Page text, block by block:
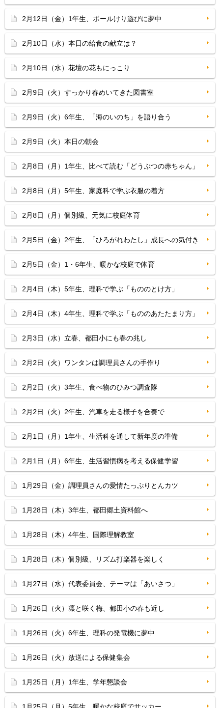
2月12日（金）1年生、ボールけり遊びに夢中
2月10日（水）本日の給食の献立は？
2月10日（水）花壇の花もにっこり
2月9日（火）すっかり春めいてきた図書室
2月9日（火）6年生、「海のいのち」を語り合う
2月9日（火）本日の朝会
2月8日（月）1年生、比べて読む「どうぶつの赤ちゃん」
2月8日（月）5年生、家庭科で学ぶ衣服の着方
2月8日（月）個別級、元気に校庭体育
2月5日（金）2年生、「ひろがれわたし」成長への気付き
2月5日（金）1・6年生、暖かな校庭で体育
2月4日（木）5年生、理科で学ぶ「もののとけ方」
2月4日（木）4年生、理科で学ぶ「もののあたたまり方」
2月3日（水）立春、都田小にも春の兆し
2月2日（火）ワンタンは調理員さんの手作り
2月2日（火）3年生、食べ物のひみつ調査隊
2月2日（火）2年生、汽車を走る様子を合奏で
2月1日（月）1年生、生活科を通して新年度の準備
2月1日（月）6年生、生活習慣病を考える保健学習
1月29日（金）調理員さんの愛情たっぷりとんカツ
1月28日（木）3年生、都田郷土資料館へ
1月28日（木）4年生、国際理解教室
1月28日（木）個別級、リズム打楽器を楽しく
1月27日（水）代表委員会、テーマは「あいさつ」
1月26日（火）凛と咲く梅、都田小の春も近し
1月26日（火）6年生、理科の発電機に夢中
1月26日（火）放送による保健集会
1月25日（月）1年生、学年懇談会